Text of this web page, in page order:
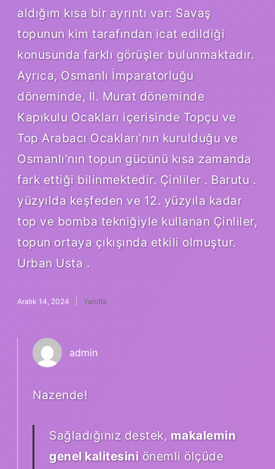
aldığım kısa bir ayrıntı var: Savaş
topunun kim tarafından icat edildiği
konusunda farklı görüşler bulunmaktadır.
Ayrıca, Osmanlı İmparatorluğu
döneminde, II. Murat döneminde
Kapıkulu Ocakları içerisinde Topçu ve
Top Arabacı Ocakları’nın kurulduğu ve
Osmanlı’nın topun gücünü kısa zamanda
fark ettiği bilinmektedir. Çinliler . Barutu .
yüzyılda keşfeden ve 12. yüzyıla kadar
top ve bomba tekniğiyle kullanan Çinliler,
topun ortaya çıkışında etkili olmuştur.
Urban Usta .
Aralık 14, 2024 Yanıtla
admin
Nazende!
Sağladığınız destek, makalemin
genel kalitesiniönemli ölçüde